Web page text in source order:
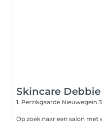
Skincare Debbie
1, Perzikgaarde Nieuwegein
Op zoek naar een salon